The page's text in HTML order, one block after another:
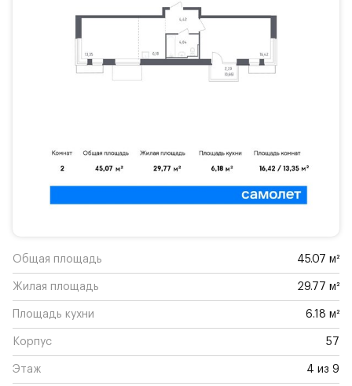
Общая площадь 45.07 м²
Жилая площадь 29.77 м²
Площадь кухни 6.18 м²
Корпус 57
Этаж 4 из 9